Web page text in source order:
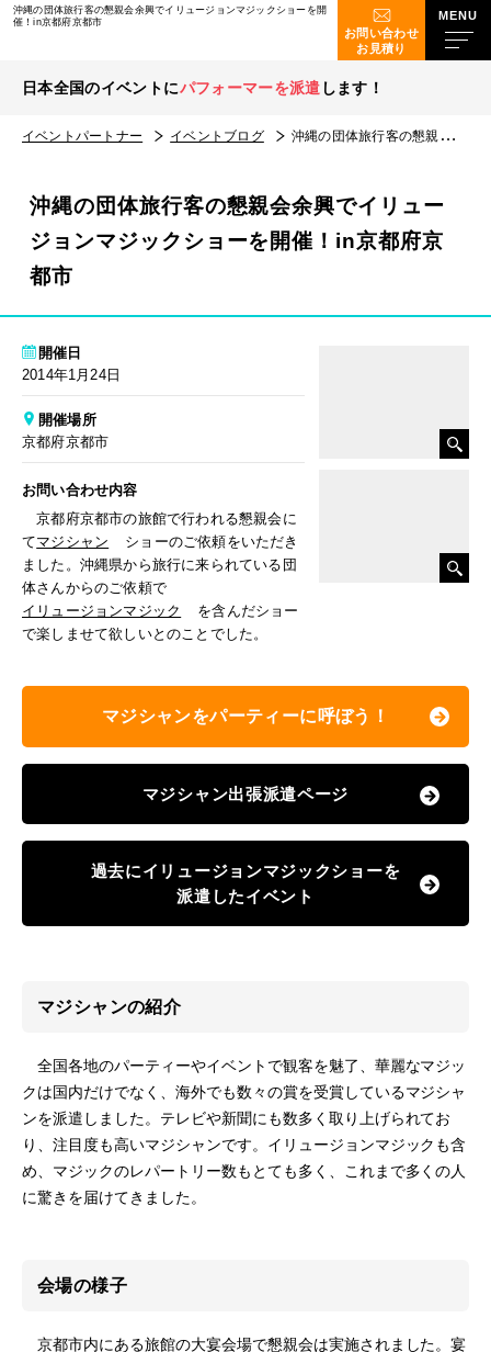
沖縄の団体旅行客の懇親会余興でイリュージョンマジックショーを開
催！in京都府京都市
お問い合わせ
お見積り
日本全国のイベントにパフォーマーを派遣 します！
イベントパートナー イベントブログ 沖縄の団体旅行客の懇親会余興でイリュージョンマジックショーを開催！in京都府京都市
沖縄の団体旅行客の懇親会余興でイリュー
ジョンマジックショーを開催！in京都府京
都市
開催日
2014年1月24日
開催場所
京都府京都市
お問い合わせ内容
京都府京都市の旅館で行われる懇親会に
てマジシャン
ショーのご依頼をいただき
ました。沖縄県から旅行に来られている団
体さんからのご依頼で
イリュージョンマジック
を含んだショー
で楽しませて欲しいとのことでした。
マジシャンをパーティーに呼ぼう！
マジシャン出張派遣ページ
過去にイリュージョンマジックショーを
派遣したイベント
マジシャンの紹介
全国各地のパーティーやイベントで観客を魅了、華麗なマジッ
クは国内だけでなく、海外でも数々の賞を受賞しているマジシャ
ンを派遣しました。テレビや新聞にも数多く取り上げられてお
り、注目度も高いマジシャンです。イリュージョンマジックも含
め、マジックのレパートリー数もとても多く、これまで多くの人
に驚きを届けてきました。
会場の様子
京都市内にある旅館の大宴会場で懇親会は実施されました。宴